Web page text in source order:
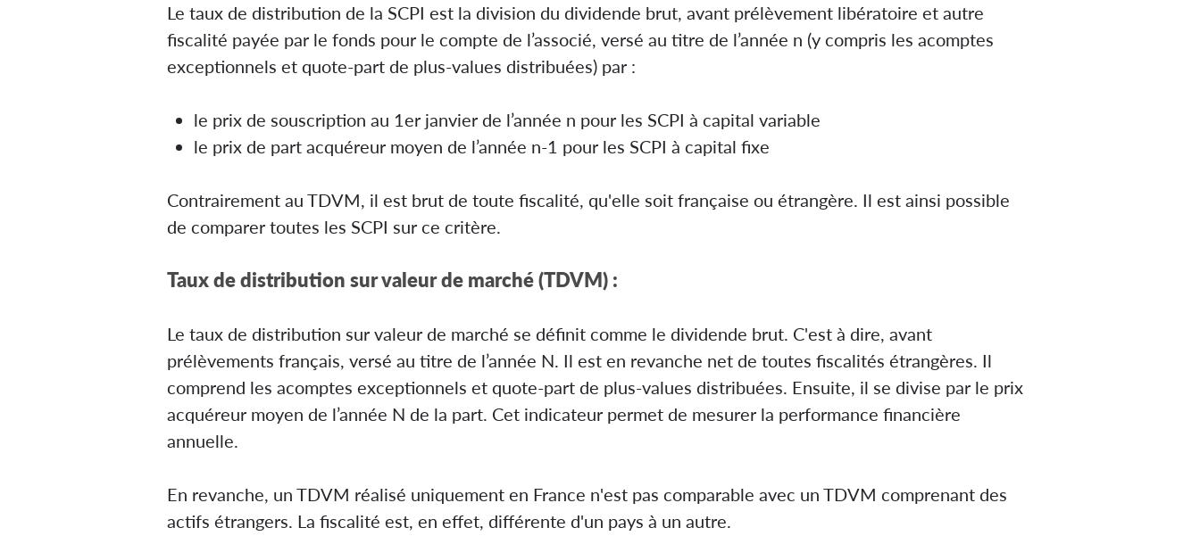
Le taux de distribution de la SCPI est la division du dividende brut, avant prélèvement libératoire et autre
fiscalité payée par le fonds pour le compte de l’associé, versé au titre de l’année n (y compris les acomptes
exceptionnels et quote-part de plus-values distribuées) par :
le prix de souscription au 1er janvier de l’année n pour les SCPI à capital variable
le prix de part acquéreur moyen de l’année n-1 pour les SCPI à capital fixe
Contrairement au TDVM, il est brut de toute fiscalité, qu'elle soit française ou étrangère. Il est ainsi possible
de comparer toutes les SCPI sur ce critère.
Taux de distribution sur valeur de marché (TDVM) :
Le taux de distribution sur valeur de marché se définit comme le dividende brut. C'est à dire, avant
prélèvements français, versé au titre de l’année N. Il est en revanche net de toutes fiscalités étrangères. Il
comprend les acomptes exceptionnels et quote-part de plus-values distribuées. Ensuite, il se divise par le prix
acquéreur moyen de l’année N de la part. Cet indicateur permet de mesurer la performance financière
annuelle.
En revanche, un TDVM réalisé uniquement en France n'est pas comparable avec un TDVM comprenant des
actifs étrangers. La fiscalité est, en effet, différente d'un pays à un autre.